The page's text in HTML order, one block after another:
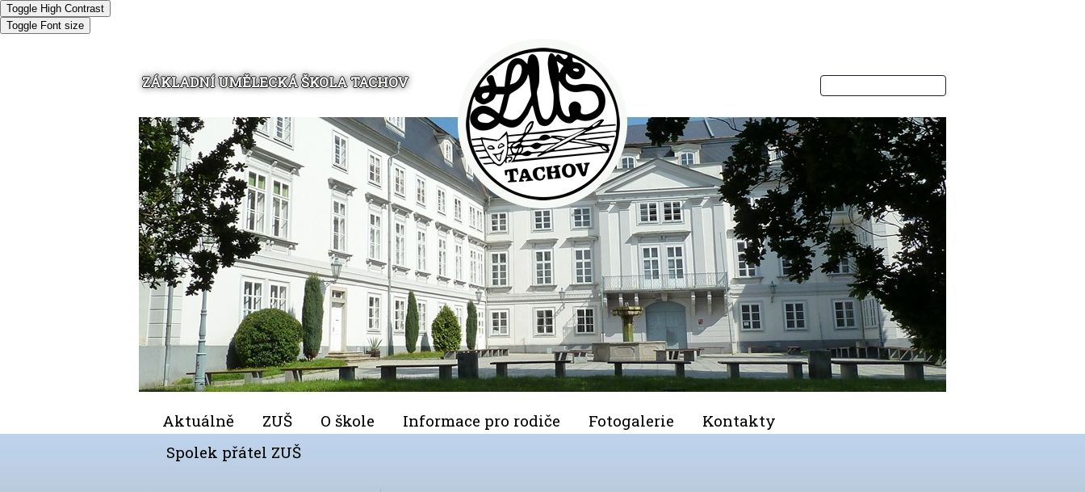
Toggle High Contrast
Toggle Font size
ZÁKLADNÍ UMĚLECKÁ ŠKOLA TACHOV
Aktuálně ZUŠ O škole Informace pro rodiče Fotogalerie
Kontakty
Spolek přátel ZUŠ